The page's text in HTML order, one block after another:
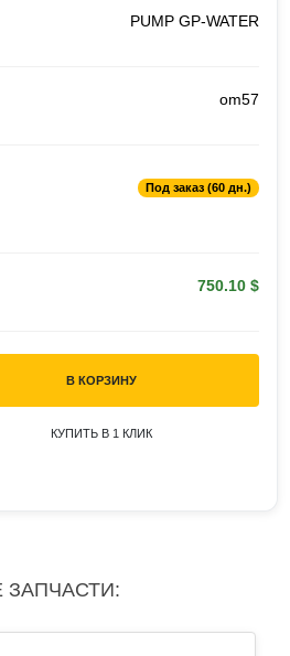
PUMP GP-WATER
om57
Под заказ (60 дн.)
750.10 $
В КОРЗИНУ
КУПИТЬ В 1 КЛИК
ЗАПЧАСТИ: